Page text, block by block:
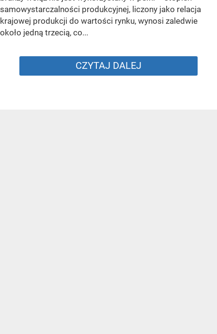
samowystarczalności produkcyjnej, liczony jako relacja
krajowej produkcji do wartości rynku, wynosi zaledwie
około jedną trzecią, co...
CZYTAJ DALEJ